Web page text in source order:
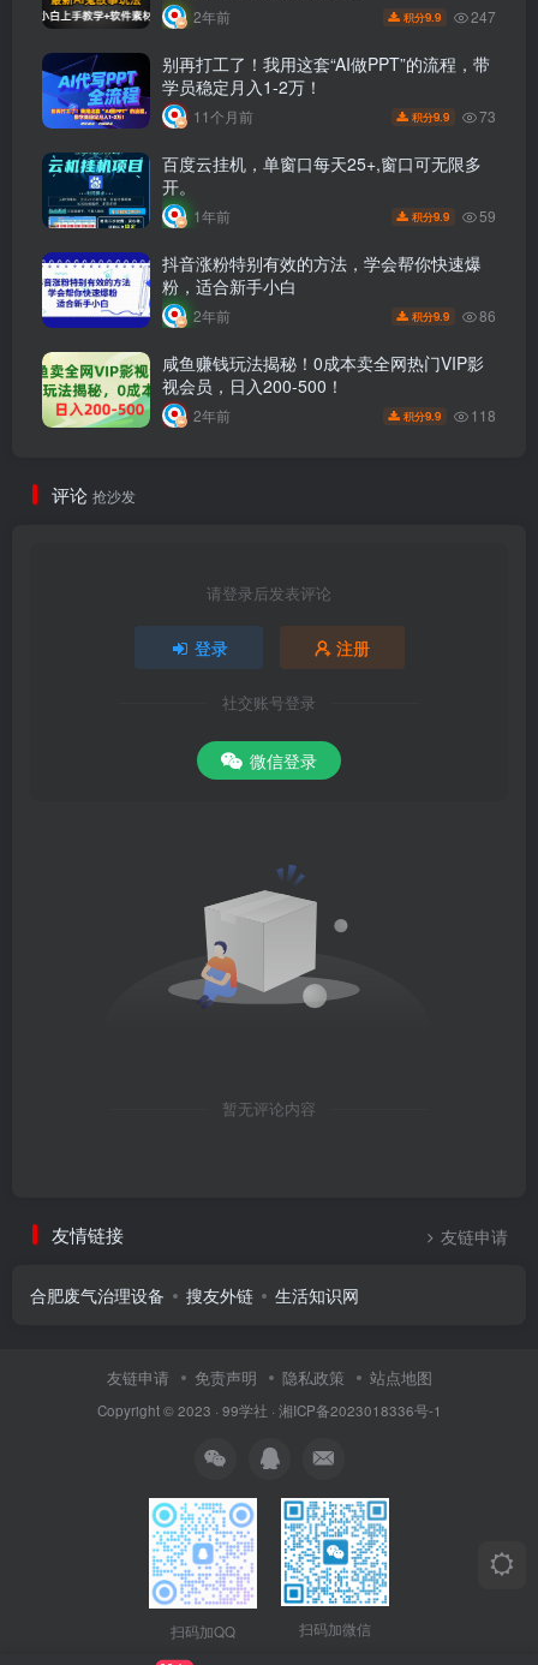
2年前 积分9.9 247
别再打工了！我用这套“AI做PPT”的流程，带
学员稳定月入1-2万！
11个月前 积分9.9 73
百度云挂机，单窗口每天25+,窗口可无限多
开。
1年前 积分9.9 59
抖音涨粉特别有效的方法，学会帮你快速爆
粉，适合新手小白
2年前 积分9.9 86
咸鱼赚钱玩法揭秘！0成本卖全网热门VIP影
视会员，日入200-500！
2年前 积分9.9 118
评论 抢沙发
请登录后发表评论
登录 注册
社交账号登录
微信登录
暂无评论内容
友情链接 友链申请
合肥废气治理设备 搜友外链 生活知识网
友链申请 免责声明 隐私政策 站点地图
Copyright © 2023 · 99学社 · 湘ICP备2023018336号-1
扫码加QQ 扫码加微信